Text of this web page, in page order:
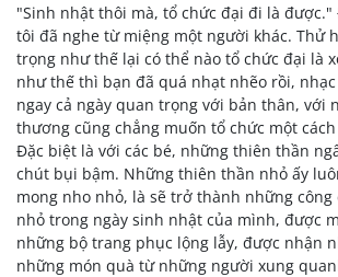
"Sinh nhật thôi mà, tổ chức đại đi là được."
tôi đã nghe từ miệng một người khác. Thử
trọng như thế lại có thể nào tổ chức đại là
như thế thì bạn đã quá nhạt nhẽo rồi,
ngay cả ngày quan trọng với bản thân, với
thương cũng chẳng muốn tổ chức một
Đặc biệt là với các bé, những thiên thần
chút bụi bậm. Những thiên thần nhỏ ấy
mong nho nhỏ, là sẽ trở thành những
nhỏ trong ngày sinh nhật của mình, được
những bộ trang phục lộng lẫy, được nhận
những món quà từ những người xung